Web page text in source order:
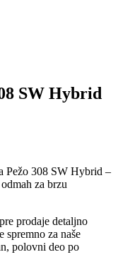
SW Hybrid
Pežo 308 SW Hybrid –
za brzu
prodaje detaljno
spremno za naše
polovni deo po